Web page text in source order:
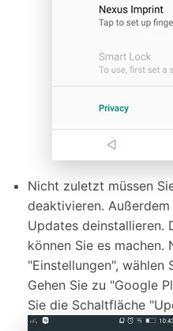
Nicht zuletzt müssen
deaktivieren.
Updates deinstallieren.
können Sie es machen.
"Einstellungen", wählen
Gehen Sie zu "Google
Sie die Schaltfläche